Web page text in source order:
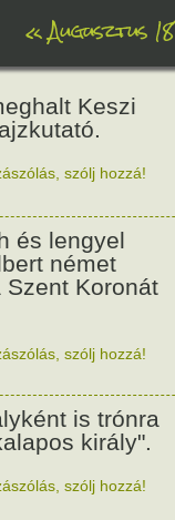
«Augusztus 18
Keszi
szólj hozzá!
és lengyel
német
Koronát
szólj hozzá!
is trónra
király".
szólj hozzá!